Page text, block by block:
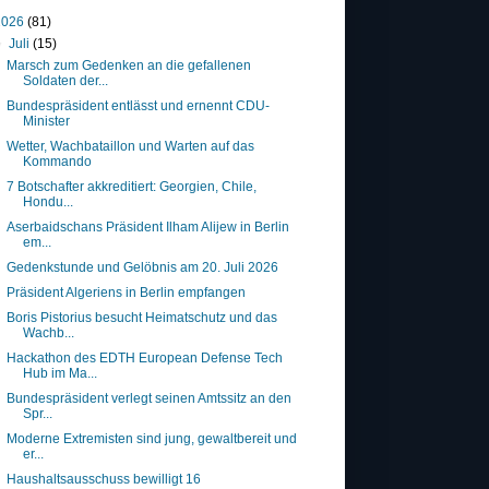
(81)
Juli(15)
Marsch zum Gedenken an die gefallenen
Soldaten der...
Bundespräsident entlässt und ernennt CDU-
Minister
Wetter, Wachbataillon und Warten auf das
Kommando
7 Botschafter akkreditiert: Georgien, Chile,
Hondu...
Aserbaidschans Präsident Ilham Alijew in Berlin
em...
Gedenkstunde und Gelöbnis am 20. Juli 2026
Präsident Algeriens in Berlin empfangen
Boris Pistorius besucht Heimatschutz und das
Wachb...
Hackathon des EDTH European Defense Tech
Hub im Ma...
Bundespräsident verlegt seinen Amtssitz an den
Spr...
Moderne Extremisten sind jung, gewaltbereit und
er...
Haushaltsausschuss bewilligt 16